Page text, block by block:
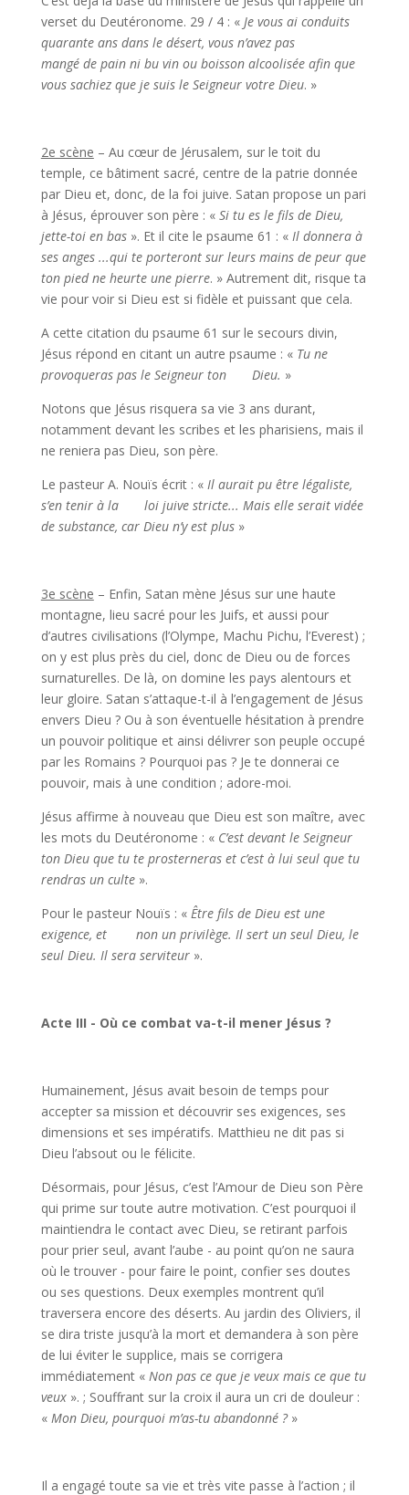
verset du Deutéronome. 29 / 4 : « Je vous ai conduits
quarante ans dans le désert, vous n’avez pas
mangé de pain ni bu vin ou boisson alcoolisée afin que
vous sachiez que je suis le Seigneur votre Dieu. »
2e scène – Au cœur de Jérusalem, sur le toit du
temple, ce bâtiment sacré, centre de la patrie donnée
par Dieu et, donc, de la foi juive. Satan propose un pari
à Jésus, éprouver son père : « Si tu es le fils de Dieu,
jette-toi en bas». Et il cite le psaume 61 : « Il donnera à
ses anges ...qui te porteront sur leurs mains de peur que
ton pied ne heurte une pierre. » Autrement dit, risque ta
vie pour voir si Dieu est si fidèle et puissant que cela.
A cette citation du psaume 61 sur le secours divin,
Jésus répond en citant un autre psaume : « Tu ne
provoqueras pas le Seigneur ton Dieu. »
Notons que Jésus risquera sa vie 3 ans durant,
notamment devant les scribes et les pharisiens, mais il
ne reniera pas Dieu, son père.
Le pasteur A. Nouïs écrit : « Il aurait pu être légaliste,
s’en tenir à la loi juive stricte... Mais elle serait vidée
de substance, car Dieu n’y est plus»
3e scène – Enfin, Satan mène Jésus sur une haute
montagne, lieu sacré pour les Juifs, et aussi pour
d’autres civilisations (l’Olympe, Machu Pichu, l’Everest) ;
on y est plus près du ciel, donc de Dieu ou de forces
surnaturelles. De là, on domine les pays alentours et
leur gloire. Satan s’attaque-t-il à l’engagement de Jésus
envers Dieu ? Ou à son éventuelle hésitation à prendre
un pouvoir politique et ainsi délivrer son peuple occupé
par les Romains ? Pourquoi pas ? Je te donnerai ce
pouvoir, mais à une condition ; adore-moi.
Jésus affirme à nouveau que Dieu est son maître, avec
les mots du Deutéronome : « C’est devant le Seigneur
ton Dieu que tu te prosterneras et c’est à lui seul que tu
rendras un culte».
Pour le pasteur Nouïs : « Être fils de Dieu est une
exigence, et non un privilège. Il sert un seul Dieu, le
seul Dieu. Il sera serviteur».
Acte III - Où ce combat va-t-il mener Jésus ?
Humainement, Jésus avait besoin de temps pour
accepter sa mission et découvrir ses exigences, ses
dimensions et ses impératifs. Matthieu ne dit pas si
Dieu l’absout ou le félicite.
Désormais, pour Jésus, c’est l’Amour de Dieu son Père
qui prime sur toute autre motivation. C’est pourquoi il
maintiendra le contact avec Dieu, se retirant parfois
pour prier seul, avant l’aube - au point qu’on ne saura
où le trouver - pour faire le point, confier ses doutes
ou ses questions. Deux exemples montrent qu’il
traversera encore des déserts. Au jardin des Oliviers, il
se dira triste jusqu’à la mort et demandera à son père
de lui éviter le supplice, mais se corrigera
immédiatement « Non pas ce que je veux mais ce que tu
veux». ; Souffrant sur la croix il aura un cri de douleur :
« Mon Dieu, pourquoi m’as-tu abandonné ?»
Il a engagé toute sa vie et très vite passe à l’action ; il